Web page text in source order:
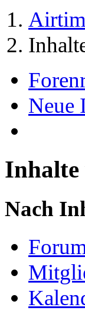
Neue
Inhalte
Nach